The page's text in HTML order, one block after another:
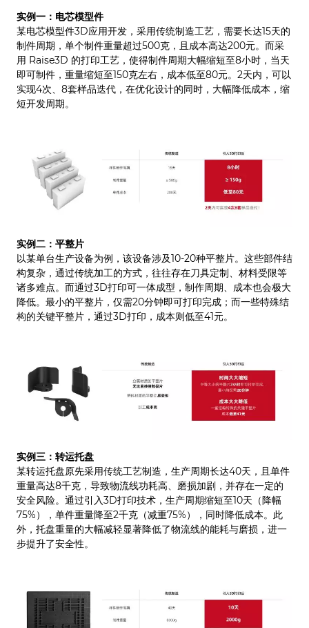
实例一：电芯模型件
某电芯模型件3D应用开发，采用传统制造工艺，需要长达15天的
制件周期，单个制件重量超过500克，且成本高达200元。而采
用 Raise3D 的打印工艺，使得制件周期大幅缩短至8小时，当天
即可制件，重量缩短至150克左右，成本低至80元。2天内，可以
实现4次、8套样品迭代，在优化设计的同时，大幅降低成本，缩
短开发周期。
实例二：平整片
以某单台生产设备为例，该设备涉及10-20种平整片。这些部件结
构复杂，通过传统加工的方式，往往存在刀具定制、材料受限等
诸多难点。而通过3D打印可一体成型，制作周期、成本也会极大
降低。最小的平整片，仅需20分钟即可打印完成；而一些特殊结
构的关键平整片，通过3D打印，成本则低至41元。
实例三：转运托盘
某转运托盘原先采用传统工艺制造，生产周期长达40天，且单件
重量高达8千克，导致物流线功耗高、磨损加剧，并存在一定的
安全风险。通过引入3D打印技术，生产周期缩短至10天（降幅
75%），单件重量降至2千克（减重75%），同时降低成本。此
外，托盘重量的大幅减轻显著降低了物流线的能耗与磨损，进一
步提升了安全性。